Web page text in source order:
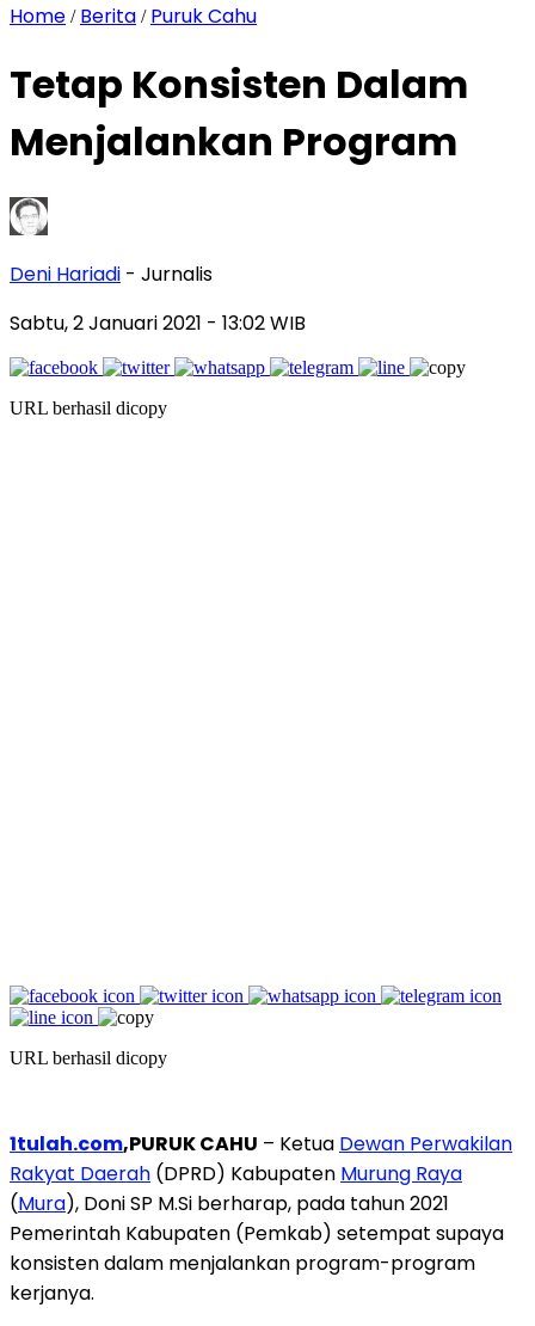
Home / Berita / Puruk Cahu
Tetap Konsisten Dalam
Menjalankan Program
Deni Hariadi - Jurnalis
Sabtu, 2 Januari 2021 - 13:02 WIB
URL berhasil dicopy
URL berhasil dicopy
1tulah.com,PURUK CAHU – Ketua Dewan Perwakilan
Rakyat Daerah (DPRD) Kabupaten Murung Raya
(Mura), Doni SP M.Si berharap, pada tahun 2021
Pemerintah Kabupaten (Pemkab) setempat supaya
konsisten dalam menjalankan program-program
kerjanya.